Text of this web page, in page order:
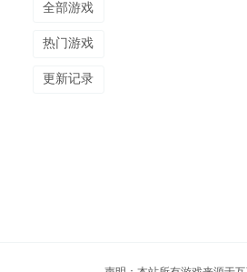
全部游戏
热门游戏
更新记录